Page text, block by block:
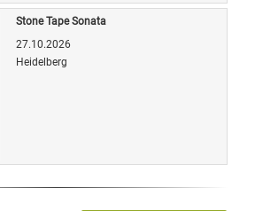
Stone Tape Sonata
27.10.2026
Heidelberg